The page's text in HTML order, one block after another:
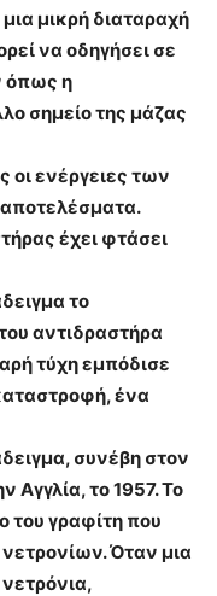
μικρή διαταραχή
να οδηγήσει σε
όπως η
σημείο της μάζας
οι ενέργειες των
έχει φτάσει
το
αντιδραστήρα
τύχη εμπόδισε
ένα
συνέβη στον
Αγγλία, το 1957. Το
του γραφίτη που
Όταν μια